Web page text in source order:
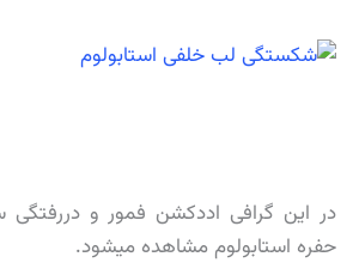
در این گرافی اددکشن فمور و دررفتگی
حفره استابولوم مشاهده میشود.